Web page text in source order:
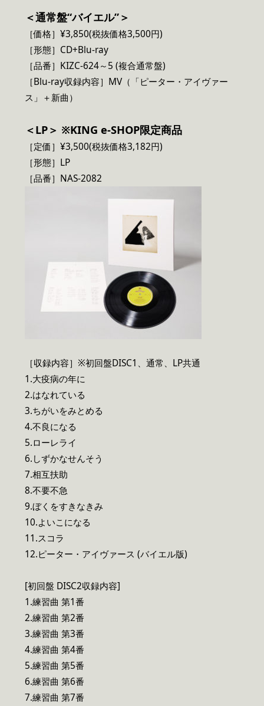
＜通常盤“バイエル”＞
［価格］¥3,850(税抜価格3,500円)
［形態］CD+Blu-ray
［品番］KIZC-624～5 (複合通常盤)
［Blu-ray収録内容］MV（「ピーター・アイヴァー
ス」＋新曲）
＜LP＞ ※KING e-SHOP限定商品
［定価］¥3,500(税抜価格3,182円)
［形態］LP
［品番］NAS-2082
［収録内容］※初回盤DISC1、通常、LP共通
1.大疫病の年に
2.はなれている
3.ちがいをみとめる
4.不良になる
5.ローレライ
6.しずかなせんそう
7.相互扶助
8.不要不急
9.ぼくをすきなきみ
10.よいこになる
11.スコラ
12.ピーター・アイヴァース (バイエル版)
[初回盤 DISC2収録内容]
1.練習曲 第1番
2.練習曲 第2番
3.練習曲 第3番
4.練習曲 第4番
5.練習曲 第5番
6.練習曲 第6番
7.練習曲 第7番